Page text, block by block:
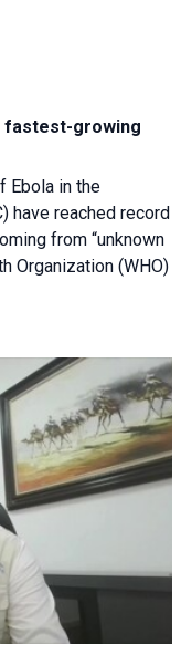
fastest-growing
Ebola in the
have reached record
from “unknown
Organization (WHO)